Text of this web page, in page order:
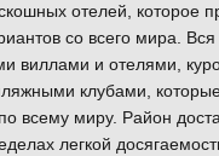
отелей, которое
со всего мира.
виллами и отелями,
клубами, которые
всему миру. Район
легкой